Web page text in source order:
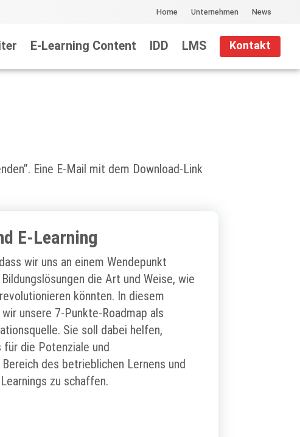
Home Unternehmen News
E-Learning Content IDD LMS Kontakt
Eine E-Mail mit dem Download-Link
E-Learning
wir uns an einem Wendepunkt
die Art und Weise, wie
könnten. In diesem
unsere 7-Punkte-Roadmap als
Sie soll dabei helfen,
für die Potenziale und
des betrieblichen Lernens und
zu schaffen.